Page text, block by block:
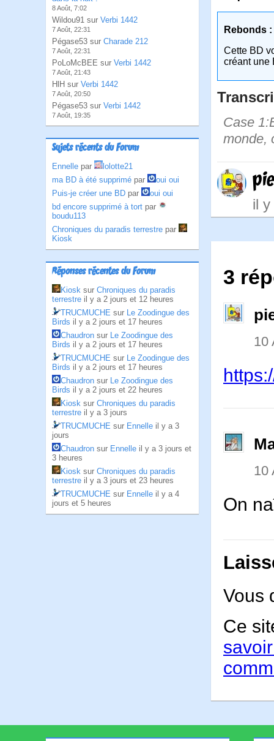
8 Août, 7:02
Wildou91 sur Verbi 1442
7 Août, 22:31
Pégase53 sur Charade 212
7 Août, 22:31
PoLoMcBEE sur Verbi 1442
7 Août, 21:43
HlH sur Verbi 1442
7 Août, 20:50
Pégase53 sur Verbi 1442
7 Août, 19:35
Sujets récents du Forum
Ennelle par
lolotte21
ma BD à été supprimé par
oui oui
Puis-je créer une BD par
oui oui
bd encore supprimé à tort par
boudu113
Chroniques du paradis terrestre par
Kiosk
Réponses récentes du Forum
Kiosk sur Chroniques du paradis
terrestre il y a 2 jours et 12 heures
TRUCMUCHE sur Le Zoodingue des
Birds il y a 2 jours et 17 heures
Chaudron sur Le Zoodingue des
Birds il y a 2 jours et 17 heures
TRUCMUCHE sur Le Zoodingue des
Birds il y a 2 jours et 17 heures
Chaudron sur Le Zoodingue des
Birds il y a 2 jours et 22 heures
Kiosk sur Chroniques du paradis
terrestre il y a 3 jours
TRUCMUCHE sur Ennelle il y a 3
jours
Chaudron sur Ennelle il y a 3 jours et
3 heures
Kiosk sur Chroniques du paradis
terrestre il y a 3 jours et 23 heures
TRUCMUCHE sur Ennelle il y a 4
jours et 5 heures
Rebonds :
Cette BD
créant une
Case
monde,
il
3
10
10
On
Vous
Ce